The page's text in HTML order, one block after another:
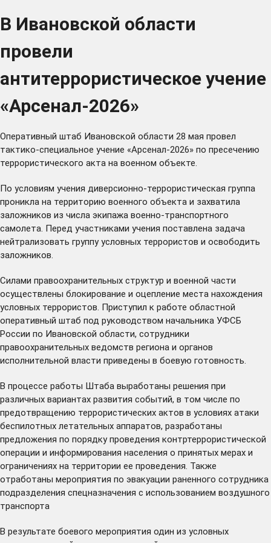
В Ивановской области
провели
антитеррористическое учение
«Арсенал-2026»
Оперативный штаб Ивановской области 28 мая провел
тактико-специальное учение «Арсенал-2026» по пресечению
террористического акта на военном объекте.
По условиям учения диверсионно-террористическая группа
проникла на территорию военного объекта и захватила
заложников из числа экипажа военно-транспортного
самолета. Перед участниками учения поставлена задача
нейтрализовать группу условных террористов и освободить
заложников.
Силами правоохранительных структур и военной части
осуществлены блокирование и оцепление места нахождения
условных террористов. Приступил к работе областной
оперативный штаб под руководством начальника УФСБ
России по Ивановской области, сотрудники
правоохранительных ведомств региона и органов
исполнительной власти приведены в боевую готовность.
В процессе работы Штаба выработаны решения при
различных вариантах развития событий, в том числе по
предотвращению террористических актов в условиях атаки
беспилотных летательных аппаратов, разработаны
предложения по порядку проведения контртеррористической
операции и информирования населения о принятых мерах и
ограничениях на территории ее проведения. Также
отработаны мероприятия по эвакуации раненного сотрудника
подразделения спецназначения с использованием воздушного
транспорта
В результате боевого мероприятия один из условных